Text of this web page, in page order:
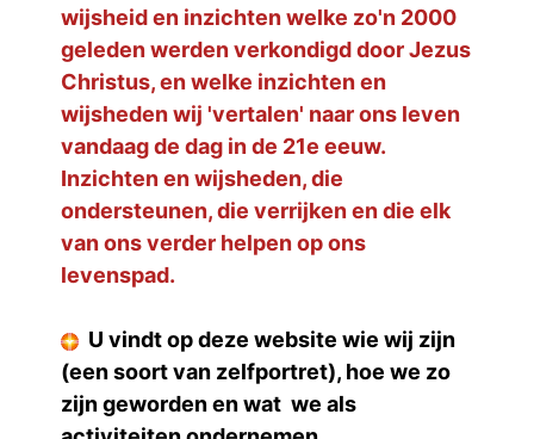
wijsheid en inzichten welke zo'n 2000
geleden werden verkondigd door Jezus
Christus, en welke inzichten en
wijsheden wij 'vertalen' naar ons leven
vandaag de dag in de 21e eeuw.
Inzichten en wijsheden, die
ondersteunen, die verrijken en die elk
van ons verder helpen op ons
levenspad.
U vindt op deze website wie wij zijn
(een soort van zelfportret), hoe we zo
zijn geworden en wat we als